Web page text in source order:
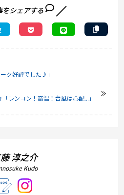
をシェアする
ク好評でした♪」
レンコン！高温！台風は心配...」
淳之介
Kudo